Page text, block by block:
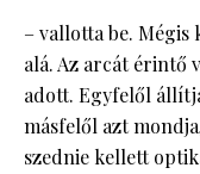
– vallotta be.
alá. Az arcát érintő
adott. Egyfelől
másfelől azt
szednie kellett